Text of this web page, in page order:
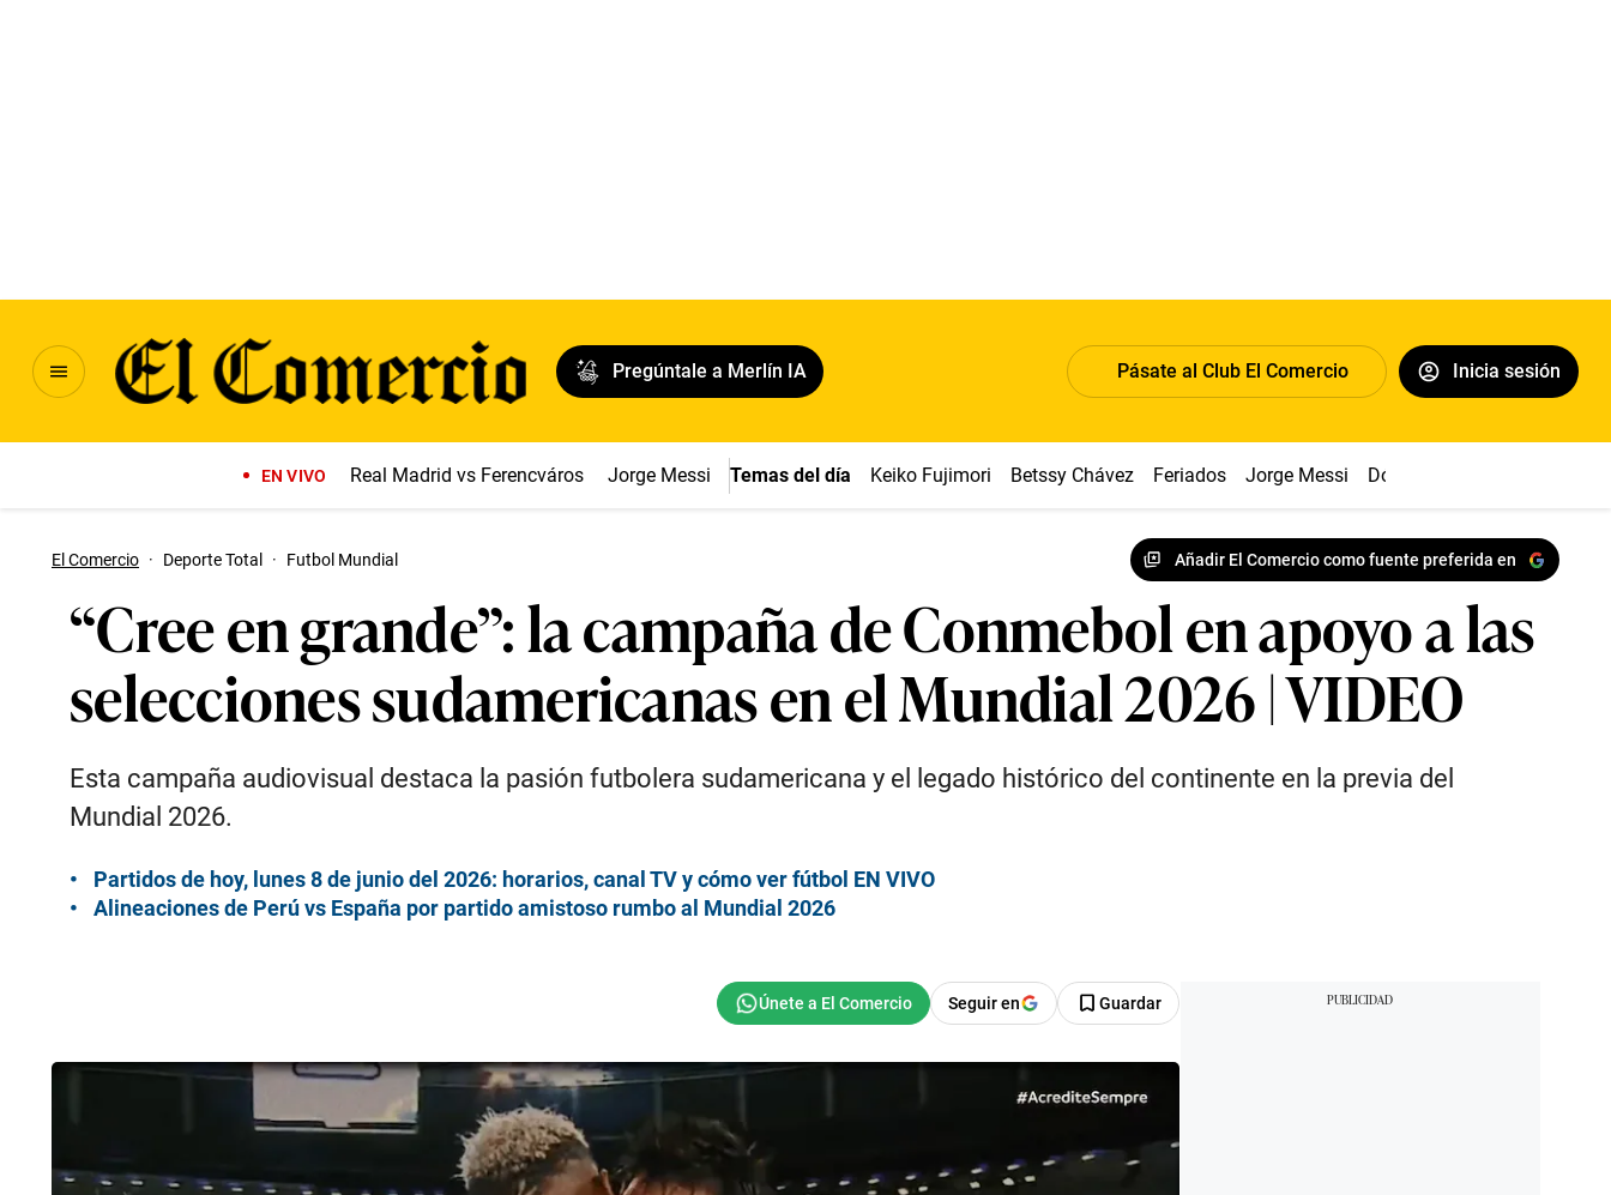
Pregúntale a Merlín IA Pásate al Club El Comercio Inicia sesión
EN VIVO Real Madrid vs Ferencváros Jorge Messi Temas del día Keiko Fujimori Betssy Chávez Feriados Jorge Messi Dólar
El Comercio · Deporte Total · Futbol Mundial Añadir El Comercio como fuente preferida en
“Cree en grande”: la campaña de Conmebol en apoyo a las
selecciones sudamericanas en el Mundial 2026 | VIDEO
Esta campaña audiovisual destaca la pasión futbolera sudamericana y el legado histórico del continente en la previa del
Mundial 2026.
Partidos de hoy, lunes 8 de junio del 2026: horarios, canal TV y cómo ver fútbol EN VIVO
Alineaciones de Perú vs España por partido amistoso rumbo al Mundial 2026
Seguir en Guardar